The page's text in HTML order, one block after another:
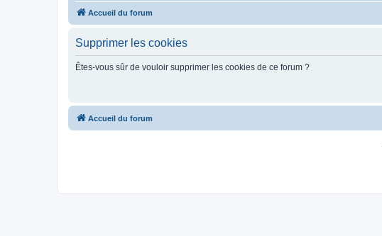
Accueil du forum
Supprimer les cookies
Êtes-vous sûr de vouloir supprimer les cookies de ce forum ?
Accueil du forum